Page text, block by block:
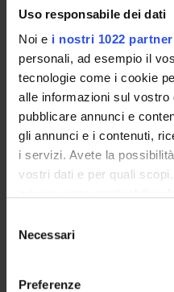
Uso responsabile dei dati
Noi e i nostri 1022 partner
personali, ad esempio il
tecnologie come i cookie
alle informazioni sul vostro
pubblicare annunci e
gli annunci e i contenuti,
i servizi. Avete la
vostri dati e per quali
modificare o revocare il
momento dalla
delNecessari
Preferenze
ORGANISATION
GOVERNANCE
COMMITTEES
DEPARTMENT
LIBRARIES